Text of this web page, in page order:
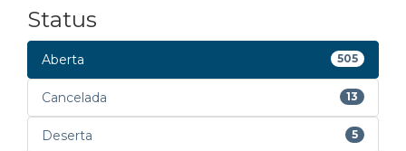
Status
Aberta 505
Cancelada 13
Deserta 5